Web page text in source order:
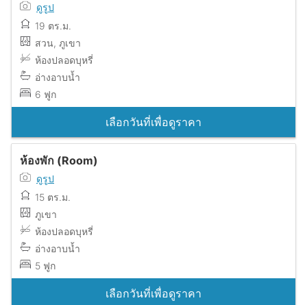
ดูรูป
19 ตร.ม.
สวน, ภูเขา
ห้องปลอดบุหรี่
อ่างอาบน้ำ
6 ฟูก
เลือกวันที่เพื่อดูราคา
ห้องพัก (Room)
ดูรูป
15 ตร.ม.
ภูเขา
ห้องปลอดบุหรี่
อ่างอาบน้ำ
5 ฟูก
เลือกวันที่เพื่อดูราคา